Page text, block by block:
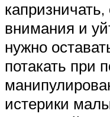
внимания и
нужно
потакать при
истерики